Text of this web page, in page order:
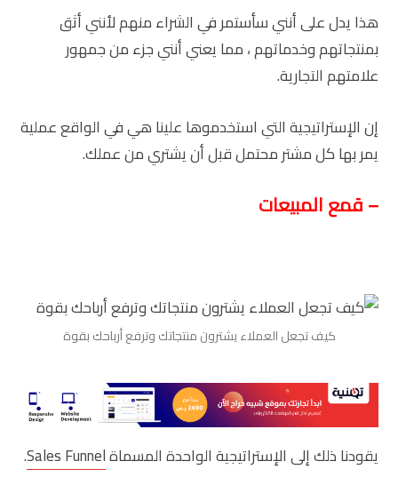
هذا يدل على أنني سأستمر في الشراء منهم لأنني أثق
بمنتجاتهم وخدماتهم ، مما يعني أنني جزء من جمهور
علامتهم التجارية.
إن الإستراتيجية التي استخدموها علينا هي في الواقع عملية
يمر بها كل مشتر محتمل قبل أن يشتري من عملك.
– قمع المبيعات
كيف تجعل العملاء يشترون منتجاتك وترفع أرباحك بقوة
يقودنا ذلك إلى الإستراتيجية الواحدة المسماةSales Funnel
.